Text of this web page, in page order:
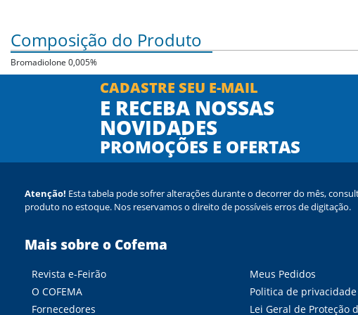
Composição do Produto
Bromadiolone 0,005%
CADASTRE SEU E-MAIL
E RECEBA NOSSAS
NOVIDADES
PROMOÇÕES E OFERTAS
Atenção! Esta tabela pode sofrer alterações durante o decorrer do mês,
produto no estoque. Nos reservamos o direito de possíveis erros de digitação.
Mais sobre o Cofema
Revista e-Feirão
O COFEMA
Fornecedores
Meus Pedidos
Politica de privacidade
Lei Geral de Proteção